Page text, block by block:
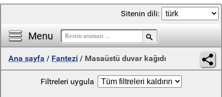
Menu
Sitenin dili:
Ana sayfa / Fantezi / Masaüstü duvar kağıdı
Filtreleri uygula